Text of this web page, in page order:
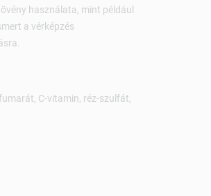
használata, mint például
a vérképzés
C-vitamin, réz-szulfát,